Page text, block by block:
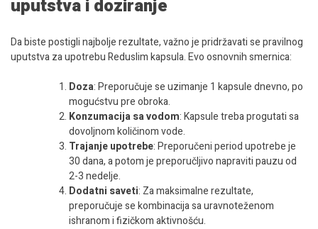
uputstva i doziranje
Da biste postigli najbolje rezultate, važno je pridržavati se pravilnog
uputstva za upotrebu Reduslim kapsula. Evo osnovnih smernica:
Doza: Preporučuje se uzimanje 1 kapsule dnevno, po
mogućstvu pre obroka.
Konzumacija sa vodom: Kapsule treba progutati sa
dovoljnom količinom vode.
Trajanje upotrebe: Preporučeni period upotrebe je
30 dana, a potom je preporučljivo napraviti pauzu od
2-3 nedelje.
Dodatni saveti: Za maksimalne rezultate,
preporučuje se kombinacija sa uravnoteženom
ishranom i fizičkom aktivnošću.